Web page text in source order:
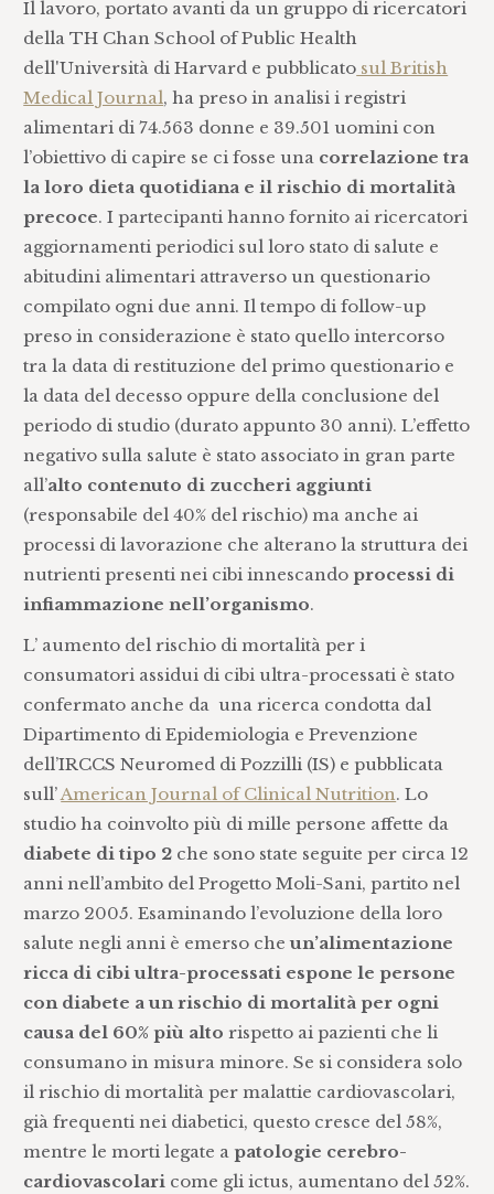
Il lavoro, portato avanti da un gruppo di ricercatori
della TH Chan School of Public Health
dell'Università di Harvard e pubblicato sul British
Medical Journal, ha preso in analisi i registri
alimentari di 74.563 donne e 39.501 uomini con
l’obiettivo di capire se ci fosse una correlazione tra
la loro dieta quotidiana e il rischio di mortalità
precoce. I partecipanti hanno fornito ai ricercatori
aggiornamenti periodici sul loro stato di salute e
abitudini alimentari attraverso un questionario
compilato ogni due anni. Il tempo di follow-up
preso in considerazione è stato quello intercorso
tra la data di restituzione del primo questionario e
la data del decesso oppure della conclusione del
periodo di studio (durato appunto 30 anni). L’effetto
negativo sulla salute è stato associato in gran parte
all’alto contenuto di zuccheri aggiunti
(responsabile del 40% del rischio) ma anche ai
processi di lavorazione che alterano la struttura dei
nutrienti presenti nei cibi innescandoprocessi di
infiammazione nell’organismo.
L’ aumento del rischio di mortalità per i
consumatori assidui di cibi ultra-processati è stato
confermato anche da una ricerca condotta dal
Dipartimento di Epidemiologia e Prevenzione
dell’IRCCS Neuromed di Pozzilli (IS) e pubblicata
sull’American Journal of Clinical Nutrition. Lo
studio ha coinvolto più di mille persone affette da
diabete di tipo 2 che sono state seguite per circa 12
anni nell’ambito del Progetto Moli-Sani, partito nel
marzo 2005. Esaminando l’evoluzione della loro
salute negli anni è emerso cheun’alimentazione
ricca di cibi ultra-processati espone le persone
con diabete a un rischio di mortalità per ogni
causa del 60% più altorispetto ai pazienti che li
consumano in misura minore. Se si considera solo
il rischio di mortalità per malattie cardiovascolari,
già frequenti nei diabetici, questo cresce del 58%,
mentre le morti legate apatologie cerebro-
cardiovascolari come gli ictus, aumentano del 52%.